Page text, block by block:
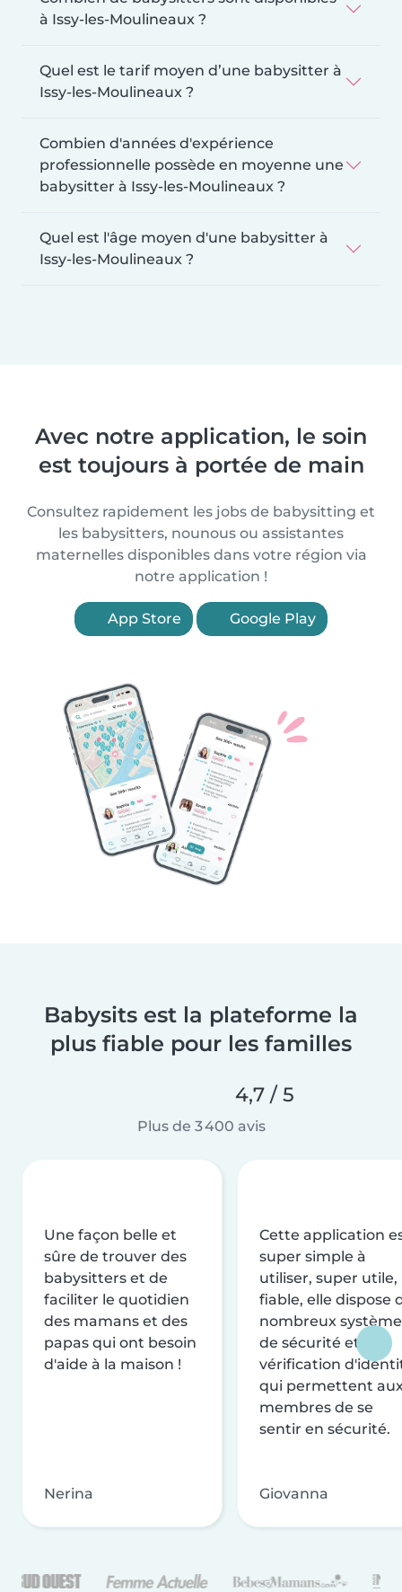
à Issy-les-Moulineaux ?
Quel est le tarif moyen d’une babysitter à
Issy-les-Moulineaux ?
Combien d'années d'expérience
professionnelle possède en moyenne une
babysitter à Issy-les-Moulineaux ?
Quel est l'âge moyen d'une babysitter à
Issy-les-Moulineaux ?
Avec notre application, le soin
est toujours à portée de main
Consultez rapidement les jobs de babysitting et
les babysitters, nounous ou assistantes
maternelles disponibles dans votre région via
notre application !
App Store Google Play
Babysits est la plateforme la
plus fiable pour les familles
4,7 / 5
Plus de 3 400 avis
Une façon belle et
sûre de trouver des
babysitters et de
faciliter le quotidien
des mamans et des
papas qui ont besoin
d'aide à la maison !
Nerina
Cette application
super simple à
utiliser, super utile,
fiable, elle dispose
nombreux
de sécurité et de
vérification
qui permettent
membres de se
sentir en sécurité.
Giovanna